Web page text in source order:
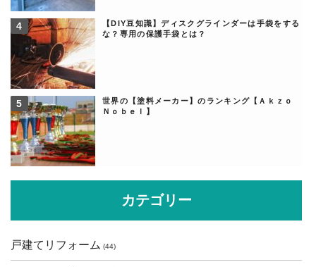
【DIY豆知識】ディスクグラインダーは手袋をする
な？専用の保護手袋とは？
世界の【塗料メーカー】のランキング【Ａｋｚｏ
Ｎｏｂｅｌ】
カテゴリー
戸建てリフォーム (44)